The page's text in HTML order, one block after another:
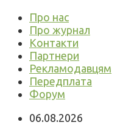
Про нас
Про журнал
Контакти
Партнери
Рекламодавцям
Передплата
Форум
06.08.2026